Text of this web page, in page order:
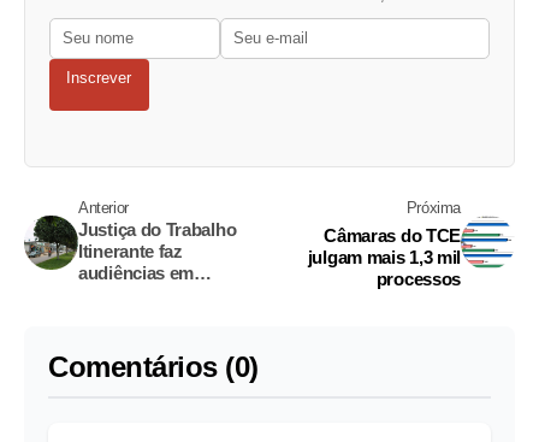
Inscrever
Anterior
Justiça do Trabalho
Itinerante faz
audiências em
Próxima
Câmaras do TCE
julgam mais 1,3 mil
processos
Comentários (0)